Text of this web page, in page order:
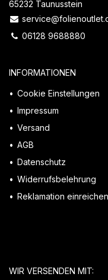
65232 Taunusstein
06128 9688880
INFORMATIONEN
Cookie Einstellungen
Impressum
Versand
AGB
Datenschutz
Widerrufsbelehrung
Reklamation einreichen
WIR VERSENDEN MIT: